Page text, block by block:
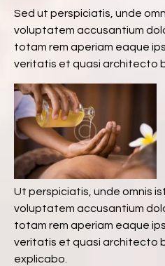
Sed ut perspiciatis, unde
voluptatem accusantium
totam rem aperiam eaque
veritatis et quasi architecto
Ut perspiciatis, unde omnis
voluptatem accusantium
totam rem aperiam eaque
veritatis et quasi architecto
explicabo.